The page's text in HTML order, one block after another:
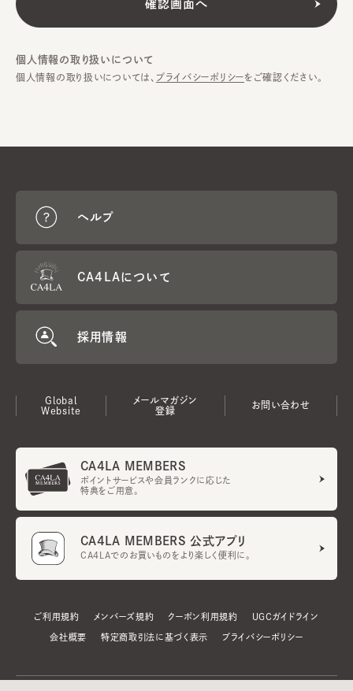
個人情報の取り扱いについて
個人情報の取り扱いについては、 プライバシーポリシーをご確認ください。
ヘルプ
CA4LAについて
採用情報
Global
Website
メールマガジン
登録
お問い合わせ
CA4LA MEMBERS
ポイントサービスや会員ランクに応じた
特典をご用意。
CA4LA MEMBERS 公式アプリ
CA4LAでのお買いものをより楽しく便利に。
ご利用規約 メンバーズ規約 クーポン利用規約 UGCガイドライン
会社概要 特定商取引法に基づく表示 プライバシーポリシー